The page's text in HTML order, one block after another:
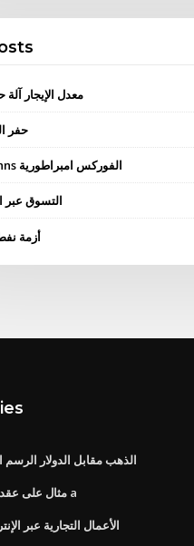
معدل الإيجار آلة
حفر
Silver techns الفوركس امبراطورية
التسوق عبر
أزمة نفط
الذهب مقابل الدولار الرسم
مثال على عقد ضمني سيكون a
الأعمال التجارية عبر